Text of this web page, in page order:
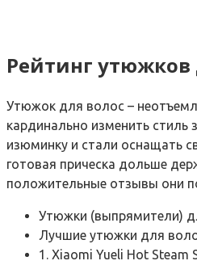
Рейтинг утюжков
Утюжок для волос –
кардинально изменить
изюминку и стали оснащать
готовая прическа дольше
положительные отзывы они
Утюжки (выпрямители)
Лучшие утюжки для
1. Xiaomi Yueli Hot Steam